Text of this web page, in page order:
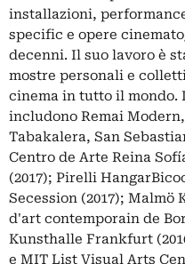
installazioni,
specific e opere
decenni. Il suo lavoro è
mostre personali e
cinema in tutto il mondo.
includono Remai
Tabakalera, San
Centro de Arte Reina
(2017); Pirelli
Secession (2017); Malmö
d'art contemporain de
Kunsthalle Frankfurt
e MIT List Visual Arts